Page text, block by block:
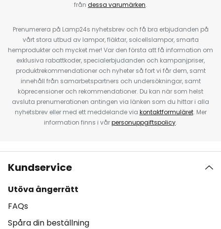
från dessa varumärken.
Prenumerera på Lamp24s nyhetsbrev och få bra erbjudanden på
vårt stora utbud av lampor, fläktar, solcellslampor, smarta
hemprodukter och mycket mer! Var den första att få information om
exklusiva rabattkoder, specialerbjudanden och kampanjpriser,
produktrekommendationer och nyheter så fort vi får dem, samt
innehåll från samarbetspartners och undersökningar, samt
köprecensioner och rekommendationer. Du kan när som helst
avsluta prenumerationen antingen via länken som du hittar i alla
nyhetsbrev eller med ett meddelande via kontaktformuläret. Mer
information finns i vårpersonuppgiftspolicy.
Kundservice
Utöva ångerrätt
FAQs
Spåra din beställning